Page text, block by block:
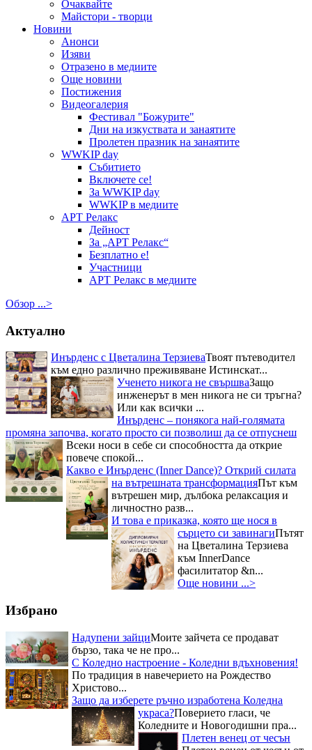
Очаквайте
Майстори - творци
Новини
Анонси
Изяви
Отразено в медиите
Още новини
Постижения
Видеогалерия
Фестивал "Божурите"
Дни на изкуствата и занаятите
Пролетен празник на занаятите
WWKIP day
Събитието
Включете се!
За WWKIP day
WWKIP в медиите
АРТ Релакс
Дейност
За „АРТ Релакс“
Безплатно е!
Участници
АРТ Релакс в медиите
Обзор ...>
Актуално
Инърденс с Цветалина ТерзиеваТвоят пътеводител
към едно различно преживяване Истинскат...
Ученето никога не свършваЗащо
инженерът в мен никога не си тръгна?
Или как всички ...
Инърденс – понякога най-голямата
промяна започва, когато просто си позволиш да се отпуснеш
Всеки носи в себе си способността да открие
повече спокой...
Какво е Инърденс (Inner Dance)? Открий силата
на вътрешната трансформацияПът към
вътрешен мир, дълбока релаксация и
личностно разв...
И това е приказка, която ще нося в
сърцето си завинагиПътят
на Цветалина Терзиева
към InnerDance
фасилитатор &n...
Още новини ...>
Избрано
Надупени зайциМоите зайчета се продават
бързо, така че не про...
С Коледно настроение - Коледни вдъхновения!
По традиция в навечерието на Рождество
Христово...
Защо да изберете ръчно изработена Коледна
украса?Поверието гласи, че
Коледните и Новогодишни пра...
Плетен венец от чесън